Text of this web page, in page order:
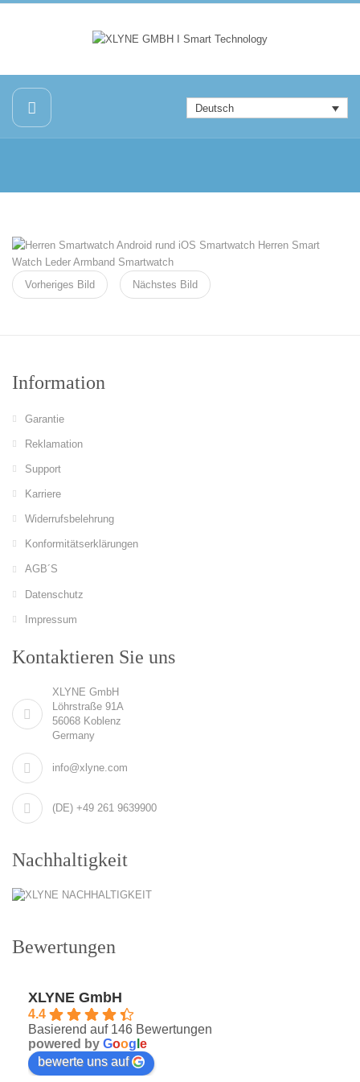
Deutsch
Vorheriges Bild Nächstes Bild
Information
Garantie
Reklamation
Support
Karriere
Widerrufsbelehrung
Konformitätserklärungen
AGB´S
Datenschutz
Impressum
Kontaktieren Sie uns
XLYNE GmbH
Löhrstraße 91A
56068 Koblenz
Germany
info@xlyne.com
(DE) +49 261 9639900
Nachhaltigkeit
Bewertungen
XLYNE GmbH
4.4
Basierend auf 146 Bewertungen
powered by Goog e
bewerte uns auf